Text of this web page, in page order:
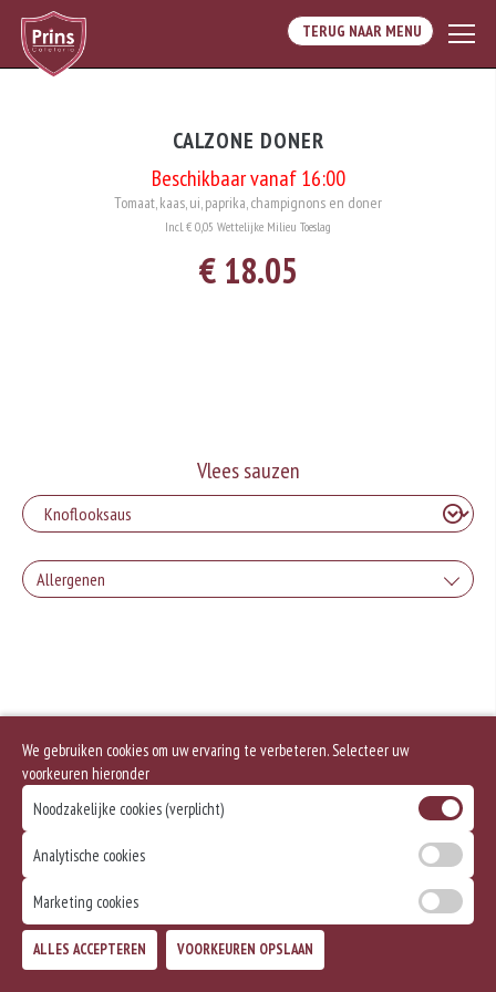
TERUG NAAR MENU
CALZONE DONER
Beschikbaar vanaf 16:00
Tomaat, kaas, ui, paprika, champignons en doner
Incl. € 0,05 Wettelijke Milieu Toeslag
€ 18.05
Vlees sauzen
Allergenen
We gebruiken cookies om uw ervaring te verbeteren. Selecteer uw
voorkeuren hieronder
Noodzakelijke cookies (verplicht)
Analytische cookies
Marketing cookies
ALLES ACCEPTEREN VOORKEUREN OPSLAAN